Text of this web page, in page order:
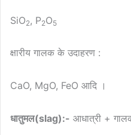
SiO2 , P2O5
क्षारीय गालक के उदाहरण :
CaO, MgO, FeO आदि ।
धातुमल(slag):- आधात्री +